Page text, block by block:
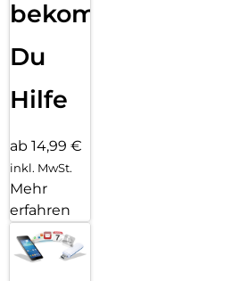
bekommst
Du
Hilfe
ab 14,99 €
inkl. MwSt.
Mehr
erfahren